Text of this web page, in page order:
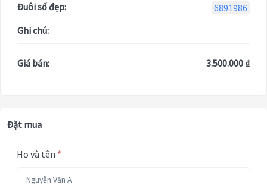
Đuôi số đẹp:
6891986
Ghi chú:
Giá bán: 3.500.000 ₫
Đặt mua
Họ và tên *